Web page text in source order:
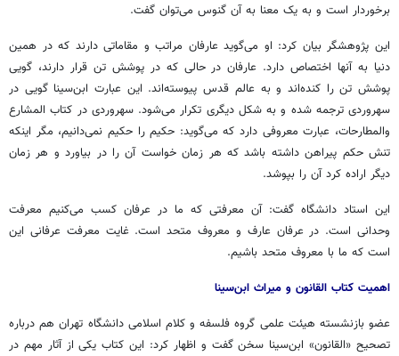
برخوردار است و به یک معنا به آن گنوس می‌توان گفت.
این پژوهشگر بیان کرد: او می‌گوید عارفان مراتب و مقاماتی دارند که در همین
دنیا به آنها اختصاص دارد. عارفان در حالی که در پوشش تن قرار دارند، گویی
پوشش تن را کنده‌اند و به عالم قدس پیوسته‌اند. این عبارت ابن‌سینا گویی در
سهروردی ترجمه شده و به شکل دیگری تکرار می‌شود. سهروردی در کتاب المشارع
والمطارحات، عبارت معروفی دارد که می‌گوید: حکیم را حکیم نمی‌دانیم، مگر اینکه
تنش حکم پیراهن داشته باشد که هر زمان خواست آن را در بیاورد و هر زمان
دیگر اراده کرد آن را بپوشد.
این استاد دانشگاه گفت: آن معرفتی که ما در عرفان کسب می‌کنیم معرفت
وحدانی است. در عرفان عارف و معروف متحد است. غایت معرفت عرفانی این
است که ما با معروف متحد باشیم.
اهمیت کتاب القانون و میراث ابن‌سینا
عضو بازنشسته هیئت علمی گروه فلسفه و کلام اسلامی دانشگاه تهران هم درباره
تصحیح «القانون» ابن‌سینا سخن گفت و اظهار کرد: این کتاب یکی از آثار مهم در